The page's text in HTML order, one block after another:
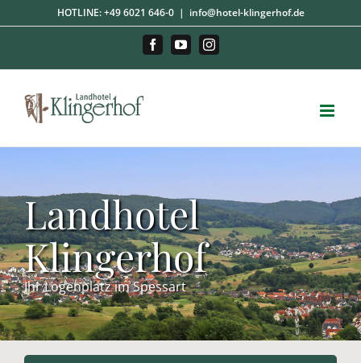
Inhalt
HOTLINE:+49 6021 646-0 | info@hotel-klingerhof.de
FacebookYouTubeInstagram
Landhotel
Klingerhof
Ihr Logenplatz im Spessart